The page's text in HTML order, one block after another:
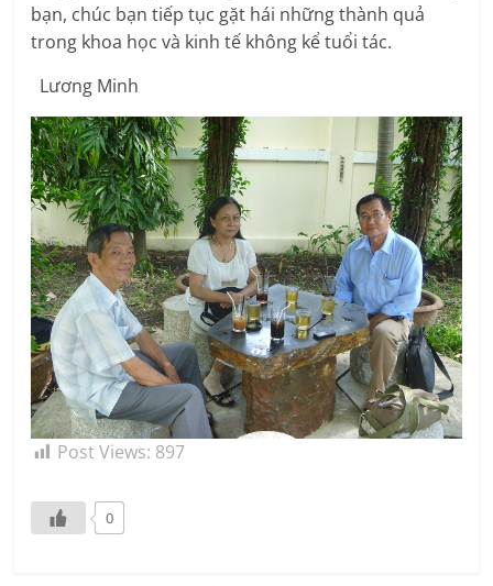
bạn, chúc bạn tiếp tục gặt hái những thành quả
trong khoa học và kinh tế không kể tuổi tác.
Lương Minh
Post Views: 897
0